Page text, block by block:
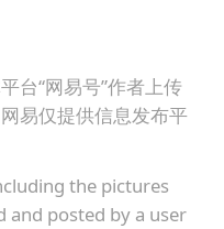
台“网易号”作者上传
易仅提供信息发布平
the pictures
and posted by a user